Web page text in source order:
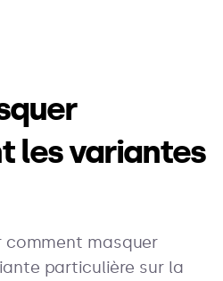
les variantes
comment masquer
particulière sur la